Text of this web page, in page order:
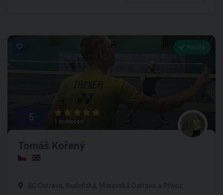
Nabírá
5 1 hodnocení
Tomáš Kořený
SC Ostrava, Budečská, Moravská Ostrava a Přívoz